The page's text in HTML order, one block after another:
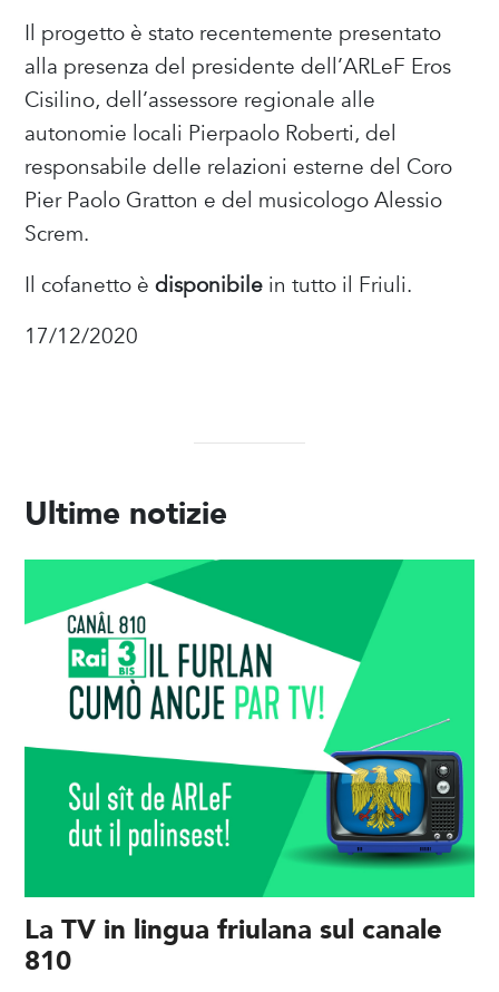
Il progetto è stato recentemente presentato
alla presenza del presidente dell’ARLeF Eros
Cisilino, dell’assessore regionale alle
autonomie locali Pierpaolo Roberti, del
responsabile delle relazioni esterne del Coro
Pier Paolo Gratton e del musicologo Alessio
Screm.
Il cofanetto èdisponibile in tutto il Friuli.
17/12/2020
Ultime notizie
La TV in lingua friulana sul canale
810